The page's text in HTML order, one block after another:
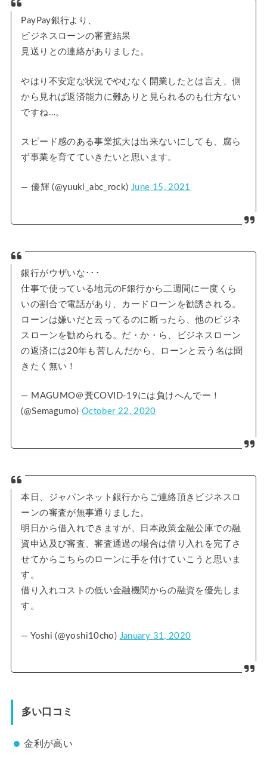
PayPay銀行より、
ビジネスローンの審査結果
見送りとの連絡がありました。
やはり不安定な状況でやむなく開業したとは言え、側
から見れば返済能力に難ありと見られるのも仕方ない
ですね…。
スピード感のある事業拡大は出来ないにしても、腐ら
ず事業を育てていきたいと思います。
— 優輝 (@yuuki_abc_rock) June 15, 2021
銀行がウザいな･･･
仕事で使っている地元のF銀行から二週間に一度くら
いの割合で電話があり、カードローンを勧誘される。
ローンは嫌いだと云ってるのに断ったら、他のビジネ
スローンを勧められる。だ・か・ら、ビジネスローン
の返済には20年も苦しんだから、ローンと云う名は聞
きたく無い！
— MAGUMO＠糞COVID-19には負けへんでー！
(@Semagumo) October 22, 2020
本日、ジャパンネット銀行からご連絡頂きビジネスロ
ーンの審査が無事通りました。
明日から借入れできますが、日本政策金融公庫での融
資申込及び審査、審査通過の場合は借り入れを完了さ
せてからこちらのローンに手を付けていこうと思いま
す。
借り入れコストの低い金融機関からの融資を優先しま
す。
— Yoshi (@yoshi10cho) January 31, 2020
多い口コミ
金利が高い